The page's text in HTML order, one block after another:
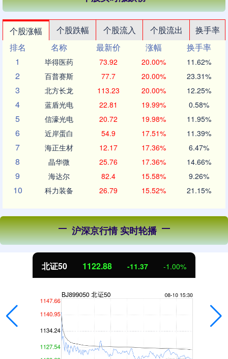
个股涨幅 个股跌幅 个股流入 个股流出
换手率
排名
名称 最新价 涨幅
换手率
1
毕得医药 73.92 20.00% 11.62%
2 百普赛斯 77.7 20.00% 23.31%
3 北方长龙 113.23 20.00% 12.25%
4 蓝盾光电 22.81 19.99% 0.58%
5 信濠光电 20.72 19.98% 11.95%
6 近岸蛋白 54.9 17.51% 11.39%
7 海正生材 12.17 17.36% 6.47%
8 晶华微 25.76 17.36% 14.66%
9 海达尔 82.4 15.58% 9.26%
10 科力装备 26.79 15.52% 21.15%
沪深京行情 实时轮播
北证50 1122.88 -11.37 -1.00%